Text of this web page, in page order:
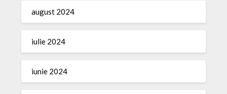
august 2024
iulie 2024
iunie 2024